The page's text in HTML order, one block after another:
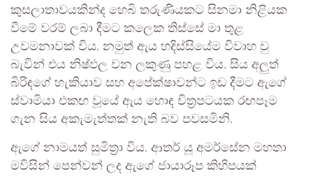
කුසලාතාවයකින්ද හෙබි තරුණියකට සිනමා නිළියක
වීමේ වරම් ලබා දීමට කලෙක තිස්සේ මා තුළ
උවමනාවක් විය. නමුත් ඇය හදිස්සියේම විවාහ වු
බැවින් එය නිෂ්ඵල වන ලකුණු පහළ විය. සිය අලුත්
බිරිඳගේ හැකියාව සහ අපේක්ෂාවන්ට ඉඩ දීමට ඇගේ
ස්වාමියා එකඟ වූයේ ඇය හොඳ චිත්‍රපටයක රඟපෑම
ගැන සිය අකැමැත්තක් නැති බව පවසමිනි.
ඇගේ නාමයත් සුමිත්‍රා විය. ආතර් යූ අමර්සේන මහතා
මවිසින් පෙන්වන් ලද ඇගේ ජායාරූප කිහිපයක්